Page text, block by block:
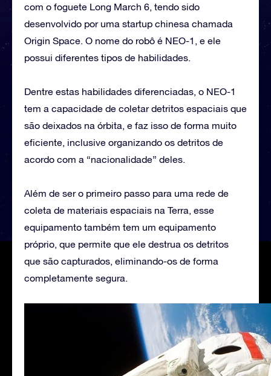
com o foguete Long March 6, tendo sido
desenvolvido por uma startup chinesa chamada
Origin Space. O nome do robô é NEO-1, e ele
possui diferentes tipos de habilidades.
Dentre estas habilidades diferenciadas, o NEO-1
tem a capacidade de coletar detritos espaciais que
são deixados na órbita, e faz isso de forma muito
eficiente, inclusive organizando os detritos de
acordo com a “nacionalidade” deles.
Além de ser o primeiro passo para uma rede de
coleta de materiais espaciais na Terra, esse
equipamento também tem um equipamento
próprio, que permite que ele destrua os detritos
que são capturados, eliminando-os de forma
completamente segura.